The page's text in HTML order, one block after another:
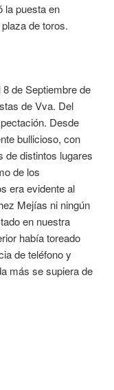
la puesta en
de toros.
de Septiembre de
de Vva. Del
Desde
bullicioso, con
de distintos lugares
de los
era evidente al
Mejías ni ningún
en nuestra
había toreado
de teléfono y
más se supiera de